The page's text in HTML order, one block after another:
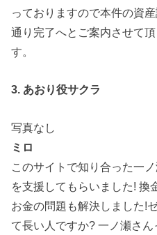
っておりますので本件の資
通り完了へとご案内させて
す。
3. あおり役サクラ
写真なし
ミロ
このサイトで知り合った一
を支援してもらいました! 換
お金の問題も解決しました!
て長い人ですか? 一ノ瀬さ